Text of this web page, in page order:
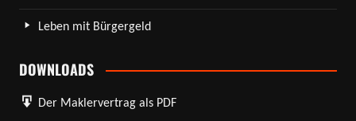
Leben mit Bürgergeld
DOWNLOADS
Der Maklervertrag als PDF